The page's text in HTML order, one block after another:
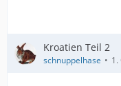
Kroatien Teil 2
schnuppelhase 1.